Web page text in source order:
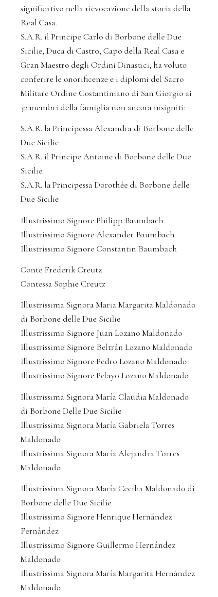
significativo nella rievocazione della storia della
Real Casa.
S.A.R. il Principe Carlo di Borbone delle Due
Sicilie, Duca di Castro, Capo della Real Casa e
Gran Maestro degli Ordini Dinastici, ha voluto
conferire le onorificenze e i diplomi del Sacro
Militare Ordine Costantiniano di San Giorgio ai
32 membri della famiglia non ancora insigniti:
S.A.R. la Principessa Alexandra di Borbone delle
Due Sicilie
S.A.R. il Principe Antoine di Borbone delle Due
Sicilie
S.A.R. la Principessa Dorothée di Borbone delle
Due Sicilie
Illustrissimo Signore Philipp Baumbach
Illustrissimo Signore Alexander Baumbach
Illustrissimo Signore Constantin Baumbach
Conte Frederik Creutz
Contessa Sophie Creutz
Illustrissima Signora Maria Margarita Maldonado
di Borbone delle Due Sicilie
Illustrissimo Signore Juan Lozano Maldonado
Illustrissimo Signore Beltrán Lozano Maldonado
Illustrissimo Signore Pedro Lozano Maldonado
Illustrissimo Signore Pelayo Lozano Maldonado
Illustrissima Signora María Claudia Maldonado
di Borbone Delle Due Sicilie
Illustrissima Signora María Gabriela Torres
Maldonado
Illustrissima Signora María Alejandra Torres
Maldonado
Illustrissima Signora María Cecilia Maldonado di
Borbone delle Due Sicilie
Illustrissimo Signore Henrique Hernández
Fernández
Illustrissimo Signore Guillermo Hernández
Maldonado
Illustrissima Signora María Margarita Hernández
Maldonado